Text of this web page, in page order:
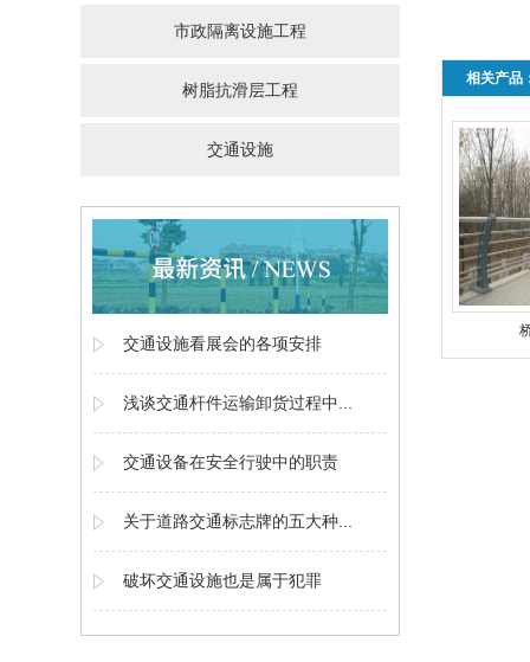
市政隔离设施工程
树脂抗滑层工程
交通设施
交通设施看展会的各项安排
浅谈交通杆件运输卸货过程中...
交通设备在安全行驶中的职责
关于道路交通标志牌的五大种...
破坏交通设施也是属于犯罪
相关产品